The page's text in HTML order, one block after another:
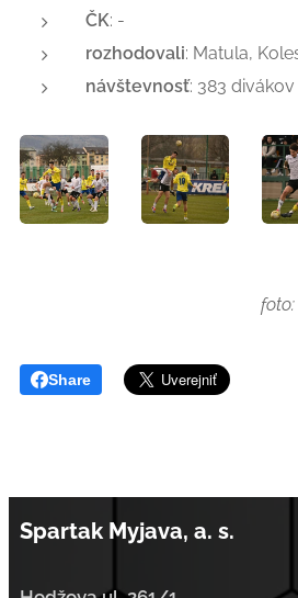
ČK: -
rozhodovali: Matula,
návštevnosť: 383 divákov
Share
Spartak Myjava, a. s.